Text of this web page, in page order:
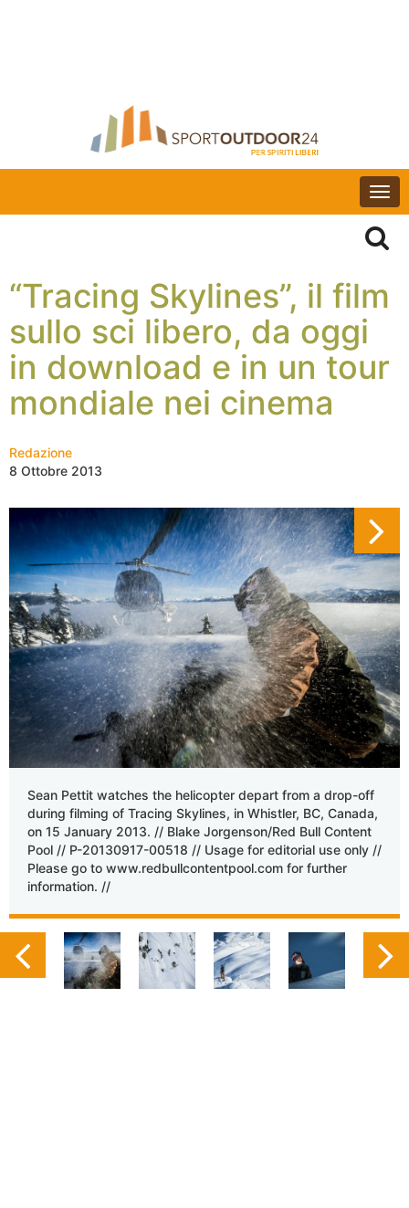
“Tracing Skylines”, il film
sullo sci libero, da oggi
in download e in un tour
mondiale nei cinema
Redazione
8 Ottobre 2013
Sean Pettit watches the helicopter depart from a drop-off
during filming of Tracing Skylines, in Whistler, BC, Canada,
on 15 January 2013. // Blake Jorgenson/Red Bull Content
Pool // P-20130917-00518 // Usage for editorial use only //
Please go to www.redbullcontentpool.com for further
information. //